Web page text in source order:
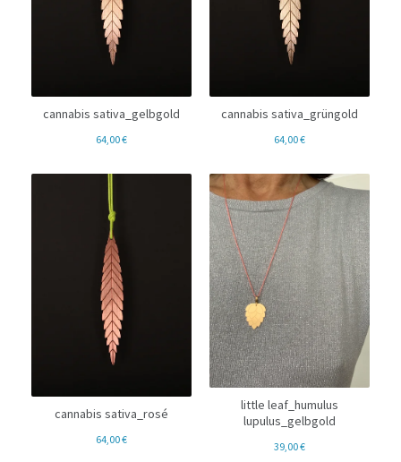
cannabis sativa_gelbgold
64,00€
cannabis sativa_grüngold
64,00€
cannabis sativa_rosé
64,00€
little leaf_humulus
lupulus_gelbgold
39,00€